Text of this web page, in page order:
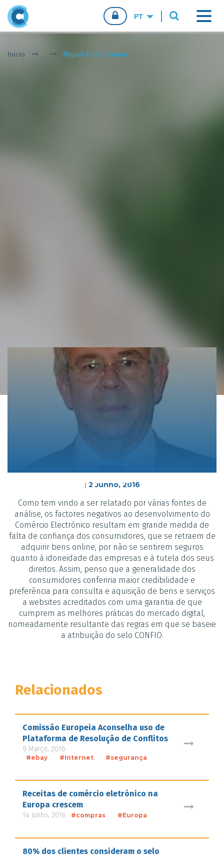
Inicio Miguel Pupo Correia
Miguel Pupo Correia
| 2 Junho, 2016
Como tem vindo a ser relatado por várias fontes de
análise, os factores negativos ao desenvolvimento do
Comércio Electrónico resultam em grande medida de
falta de confiança dos consumidores, que se retraem de
adquirir bens online, por não se sentirem seguros
quanto à idoneidade das empresas e à tutela dos seus
direitos. Assim, penso que a generalidade dos
consumidores conferiria maior credibilidade e
preferência para consulta e aquisição de bens e serviços
a websites acreditados com uma garantia de que
cumprem as melhores práticas do mercado digital,
nomeadamente resultante das regras em que se baseie
a atribuição do selo CONFIO.
Relacionados
Comissão Europeia Aconselha uso de
Plataforma de Resolução de Conflitos
9 Março, 2016
#ebay #Internet #segurança
Receitas de comércio eletrónico na
Europa crescem
14 Junho, 2016 #compras #Europa
80% dos clientes consideram o selo